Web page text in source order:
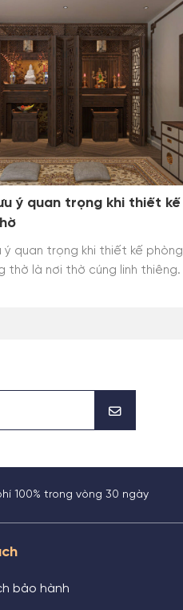
ý quan trọng khi thiết kế
ý quan trọng khi thiết kế phòng
thờ là nơi thờ cúng linh thiêng.
100% trong vòng 30 ngày
bảo hành